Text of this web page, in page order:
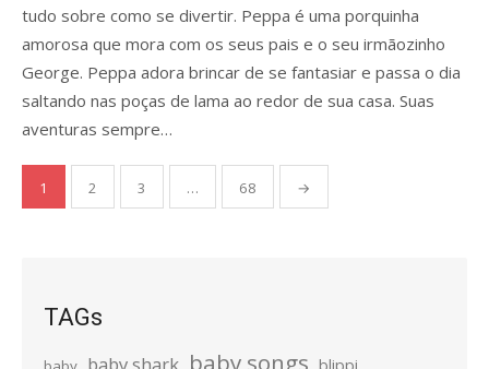
tudo sobre como se divertir. Peppa é uma porquinha
amorosa que mora com os seus pais e o seu irmãozinho
George. Peppa adora brincar de se fantasiar e passa o dia
saltando nas poças de lama ao redor de sua casa. Suas
aventuras sempre…
Posts
pagination
1 2 3 … 68 →
TAGs